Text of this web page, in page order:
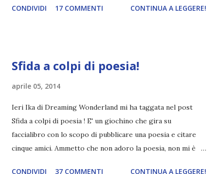
quale la musica è la protagonista assoluta. Riuscite ad
verso di me. La sua espressione è trepidante, e sono
foglio. Inspira ed espira a fondo, poi inizia a scrivere. Lo
guardo riscrivere tutta la canzone, seguendolo
attentamente e decifrando piano piano le sue aggiunte.
MAYBE SOMEDAY Seeing something from so far away Get
CONDIVIDI 17 COMMENTI CONTINUA A LEGGERE!
Sfida a colpi di poesia!
aprile 05, 2014
Ieri Ika di Dreaming Wonderland mi ha taggata nel post
Sfida a colpi di poesia ! E' un giochino che gira su
faccialibro con lo scopo di pubblicare una poesia e citare
cinque amici. Ammetto che non adoro la poesia, non mi è
CONDIVIDI 37 COMMENTI CONTINUA A LEGGERE!